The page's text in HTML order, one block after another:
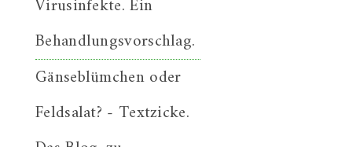
Virusinfekte. Ein
Behandlungsvorschlag.
Gänseblümchen oder
Feldsalat? - Textzicke.